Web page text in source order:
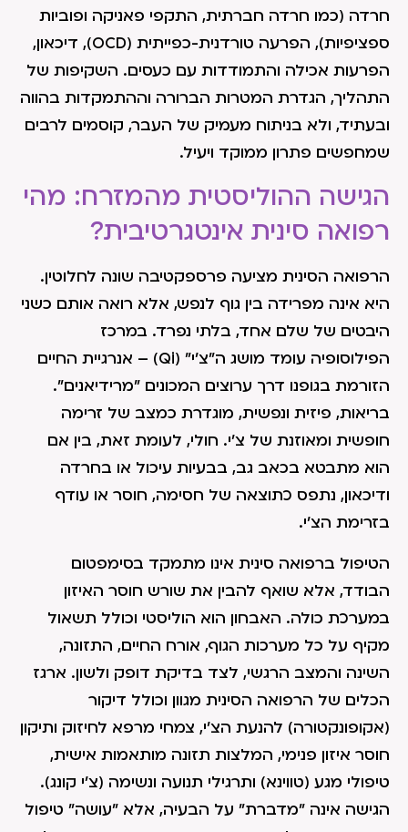
חרדה (כמו חרדה חברתית, התקפי פאניקה ופוביות
ספציפיות), הפרעה טורדנית-כפייתית (OCD), דיכאון,
הפרעות אכילה והתמודדות עם כעסים. השקיפות של
התהליך, הגדרת המטרות הברורה וההתמקדות בהווה
ובעתיד, ולא בניתוח מעמיק של העבר, קוסמים לרבים
שמחפשים פתרון ממוקד ויעיל.
הגישה ההוליסטית מהמזרח: מהי
רפואה סינית אינטגרטיבית?
הרפואה הסינית מציעה פרספקטיבה שונה לחלוטין.
היא אינה מפרידה בין גוף לנפש, אלא רואה אותם כשני
היבטים של שלם אחד, בלתי נפרד. במרכז
הפילוסופיה עומד מושג ה"צ'י" (Qi) – אנרגיית החיים
הזורמת בגופנו דרך ערוצים המכונים "מרידיאנים".
בריאות, פיזית ונפשית, מוגדרת כמצב של זרימה
חופשית ומאוזנת של צ'י. חולי, לעומת זאת, בין אם
הוא מתבטא בכאב גב, בבעיות עיכול או בחרדה
ודיכאון, נתפס כתוצאה של חסימה, חוסר או עודף
בזרימת הצ'י.
הטיפול ברפואה סינית אינו מתמקד בסימפטום
הבודד, אלא שואף להבין את שורש חוסר האיזון
במערכת כולה. האבחון הוא הוליסטי וכולל תשאול
מקיף על כל מערכות הגוף, אורח החיים, התזונה,
השינה והמצב הרגשי, לצד בדיקת דופק ולשון. ארגז
הכלים של הרפואה הסינית מגוון וכולל דיקור
(אקופונקטורה) להנעת הצ'י, צמחי מרפא לחיזוק ותיקון
חוסר איזון פנימי, המלצות תזונה מותאמות אישית,
טיפולי מגע (טווינא) ותרגילי תנועה ונשימה (צ'י קונג).
הגישה אינה "מדברת" על הבעיה, אלא "עושה" טיפול